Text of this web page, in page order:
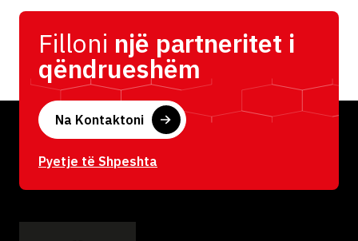
Filloni një partneritet i
qëndrueshëm
Na Kontaktoni
Pyetje të Shpeshta